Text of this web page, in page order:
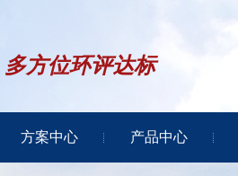
多方位环评达标
方案中心 产品中心